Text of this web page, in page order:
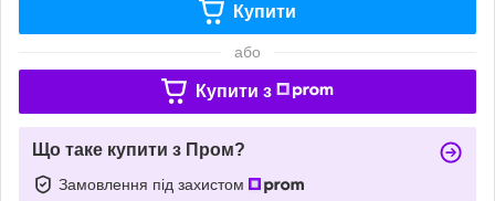
Купити
або
Купити з
Що таке купити з Пром?
Замовлення під захистом